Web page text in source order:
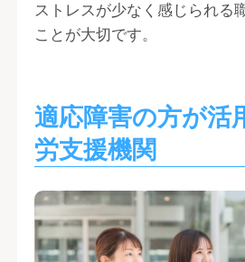
ストレスが少なく感じられる
ことが大切です。
適応障害の方が活
労支援機関